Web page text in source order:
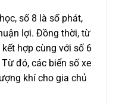
số 8 là số phát,
lợi. Đồng thời, từ
hợp cùng với số 6
đó, các biển số xe
khí cho gia chủ